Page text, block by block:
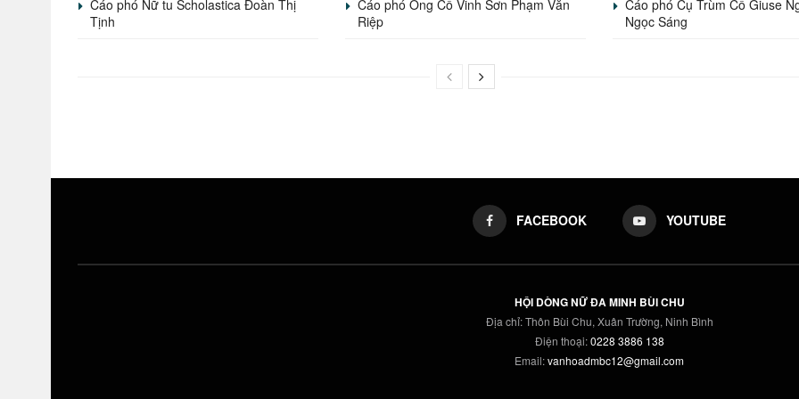
Cáo phó Nữ tu Scholastica Đoàn Thị
Tịnh
Cáo phó Ông Cố Vinh Sơn Phạm Văn
Riệp
Cáo phó Cụ Trùm Cố Giuse
Ngọc Sáng
FACEBOOK YOUTUBE
HỘI DÒNG NỮ ĐA MINH BÙI CHU
Địa chỉ: Thôn Bùi Chu, Xuân Trường, Ninh Bình
Điện thoại:0228 3886 138
Email:vanhoadmbc12@gmail.com